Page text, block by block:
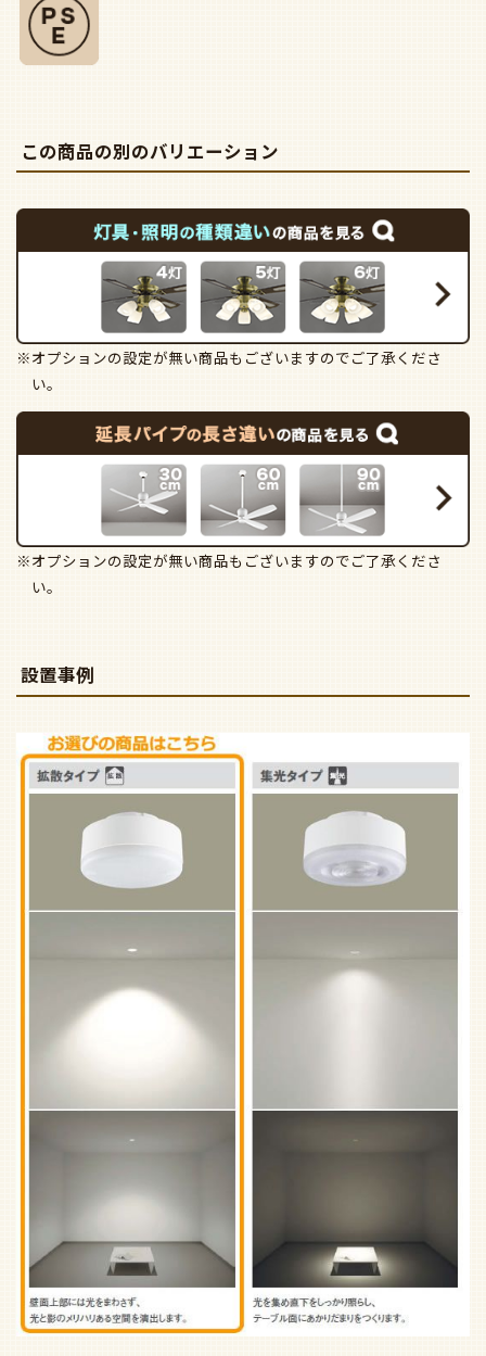
この商品の別のバリエーション
※オプションの設定が無い商品もございますのでご了承くださ
い。
※オプションの設定が無い商品もございますのでご了承くださ
い。
設置事例